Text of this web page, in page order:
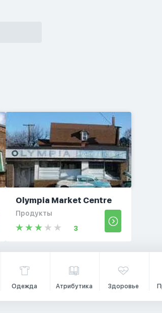
Olympia Market Centre
Продукты
3
Одежда Атрибутика Здоровье